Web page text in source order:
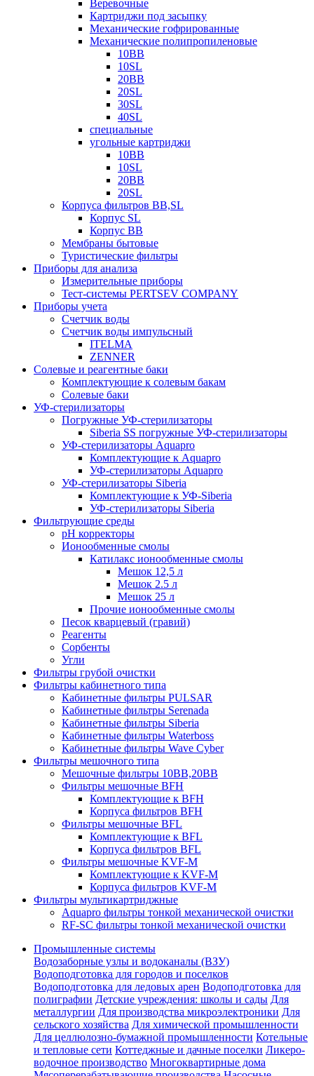
Веревочные
Картриджи под засыпку
Механические гофрированные
Механические полипропиленовые
10BB
10SL
20BB
20SL
30SL
40SL
специальные
угольные картриджи
10BB
10SL
20BB
20SL
Корпуса фильтров BB,SL
Корпус SL
Корпус ВВ
Мембраны бытовые
Туристические фильтры
Приборы для анализа
Измерительные приборы
Тест-системы PERTSEV COMPANY
Приборы учета
Счетчик воды
Счетчик воды импульсный
ITELMA
ZENNER
Солевые и реагентные баки
Комплектующие к солевым бакам
Солевые баки
УФ-стерилизаторы
Погружные УФ-стерилизаторы
Siberia SS погружные УФ-стерилизаторы
УФ-стерилизаторы Aquapro
Комплектующие к Aquapro
УФ-стерилизаторы Aquapro
УФ-стерилизаторы Siberia
Комплектующие к УФ-Siberia
УФ-стерилизаторы Siberia
Фильтрующие среды
pH корректоры
Ионообменные смолы
Катилакс ионообменные смолы
Мешок 12,5 л
Мешок 2.5 л
Мешок 25 л
Прочие ионообменные смолы
Песок кварцевый (гравий)
Реагенты
Сорбенты
Угли
Фильтры грубой очистки
Фильтры кабинетного типа
Кабинетные фильтры PULSAR
Кабинетные фильтры Serenada
Кабинетные фильтры Siberia
Кабинетные фильтры Waterboss
Кабинетные фильтры Wave Cyber
Фильтры мешочного типа
Мешочные фильтры 10ВВ,20ВВ
Фильтры мешочные BFH
Комплектующие к BFH
Корпуса фильтров BFH
Фильтры мешочные BFL
Комплектующие к BFL
Корпуса фильтров BFL
Фильтры мешочные KVF-M
Комплектующие к KVF-M
Корпуса фильтров KVF-M
Фильтры мультикартриджные
Aquapro фильтры тонкой механической очистки
RF-SC фильтры тонкой механической очистки
Промышленные системы
Водозаборные узлы и водоканалы (ВЗУ)
Водоподготовка для городов и поселков
Водоподготовка для ледовых арен Водоподготовка для
полиграфии Детские учреждения: школы и сады Для
металлургии Для производства микроэлектроники Для
сельского хозяйства Для химической промышленности
Для целлюлозно-бумажной промышленности Котельные
и тепловые сети Коттеджные и дачные поселки Ликеро-
водочное производство Многоквартирные дома